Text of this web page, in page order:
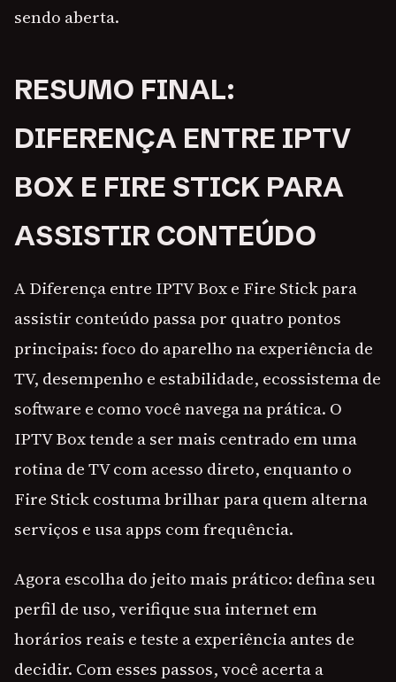
sendo aberta.
RESUMO FINAL:
DIFERENÇA ENTRE IPTV
BOX E FIRE STICK PARA
ASSISTIR CONTEÚDO
A Diferença entre IPTV Box e Fire Stick para
assistir conteúdo passa por quatro pontos
principais: foco do aparelho na experiência de
TV, desempenho e estabilidade, ecossistema de
software e como você navega na prática. O
IPTV Box tende a ser mais centrado em uma
rotina de TV com acesso direto, enquanto o
Fire Stick costuma brilhar para quem alterna
serviços e usa apps com frequência.
Agora escolha do jeito mais prático: defina seu
perfil de uso, verifique sua internet em
horários reais e teste a experiência antes de
decidir. Com esses passos, você acerta a